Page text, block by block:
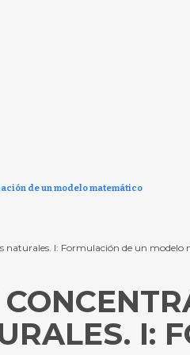
de un modelo matemático
naturales. I: Formulación de un
I: